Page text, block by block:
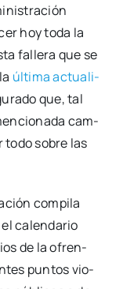
hoy toda la
falle­ra que se
últi­ma actua­li­
que, tal
cam­
todo sobre las
com­pi­la
calen­da­rio
de la ofren­
pun­tos vio­